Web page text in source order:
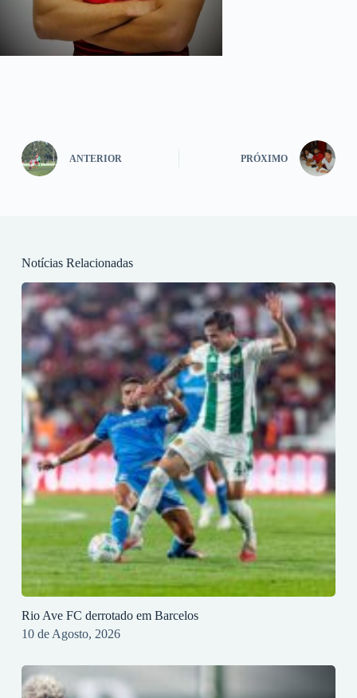
ANTERIOR PRÓXIMO
Notícias Relacionadas
Rio Ave FC derrotado em Barcelos
10 de Agosto, 2026